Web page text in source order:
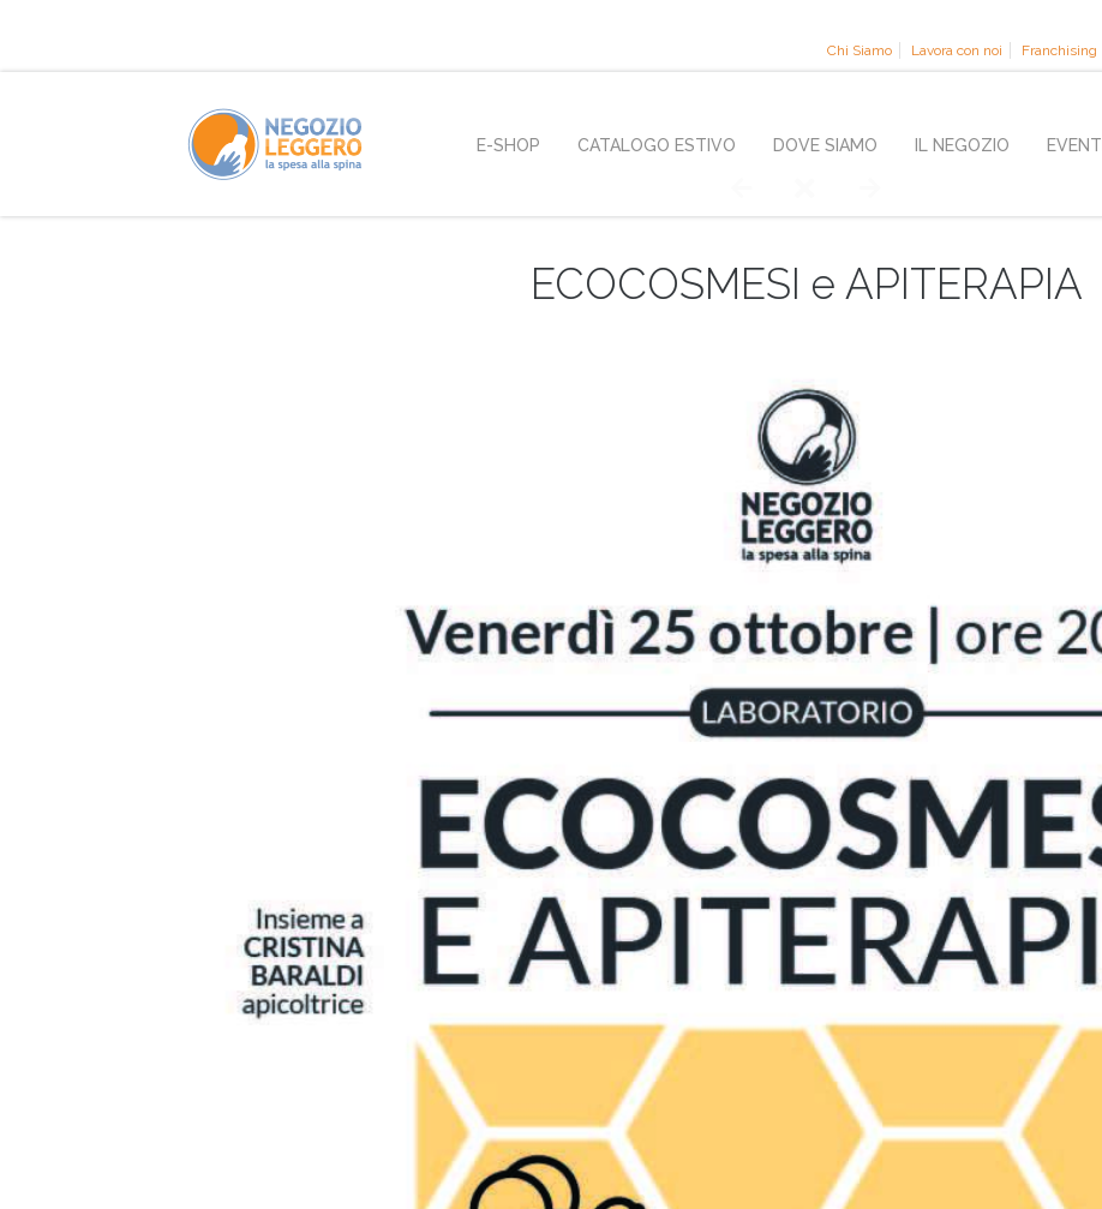
Chi Siamo Lavora con noi Franchising
E-SHOP CATALOGO ESTIVO DOVE SIAMO IL NEGOZIO EVENTI
ECOCOSMESI e APITERAPIA